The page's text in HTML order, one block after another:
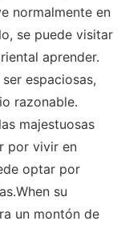
normalmente en
se puede visitar
aprender.
espaciosas,
razonable.
majestuosas
por vivir en
optar por
su
un montón de